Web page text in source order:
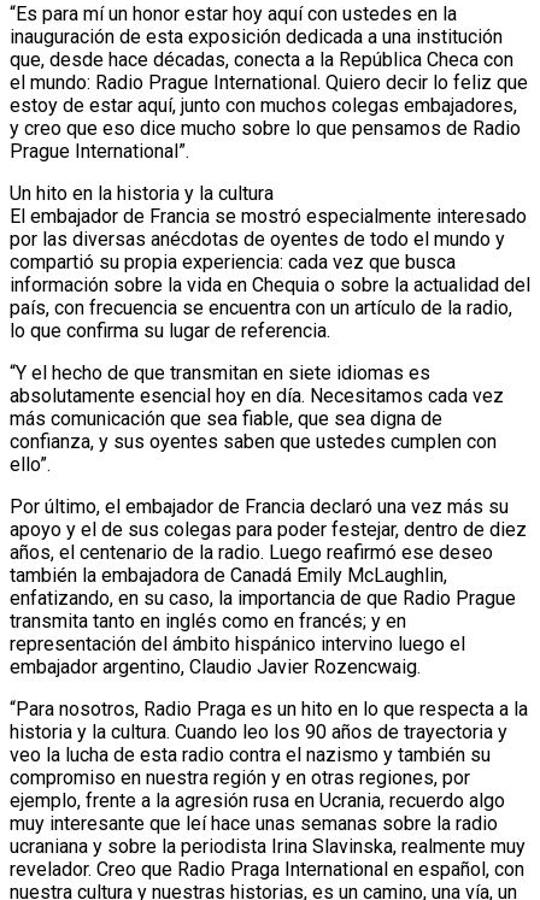
“Es para mí un honor estar hoy aquí con ustedes en la
inauguración de esta exposición dedicada a una institución
que, desde hace décadas, conecta a la República Checa con
el mundo: Radio Prague International. Quiero decir lo feliz que
estoy de estar aquí, junto con muchos colegas embajadores,
y creo que eso dice mucho sobre lo que pensamos de Radio
Prague International”.
Un hito en la historia y la cultura
El embajador de Francia se mostró especialmente interesado
por las diversas anécdotas de oyentes de todo el mundo y
compartió su propia experiencia: cada vez que busca
información sobre la vida en Chequia o sobre la actualidad del
país, con frecuencia se encuentra con un artículo de la radio,
lo que confirma su lugar de referencia.
“Y el hecho de que transmitan en siete idiomas es
absolutamente esencial hoy en día. Necesitamos cada vez
más comunicación que sea fiable, que sea digna de
confianza, y sus oyentes saben que ustedes cumplen con
ello”.
Por último, el embajador de Francia declaró una vez más su
apoyo y el de sus colegas para poder festejar, dentro de diez
años, el centenario de la radio. Luego reafirmó ese deseo
también la embajadora de Canadá Emily McLaughlin,
enfatizando, en su caso, la importancia de que Radio Prague
transmita tanto en inglés como en francés; y en
representación del ámbito hispánico intervino luego el
embajador argentino, Claudio Javier Rozencwaig.
“Para nosotros, Radio Praga es un hito en lo que respecta a la
historia y la cultura. Cuando leo los 90 años de trayectoria y
veo la lucha de esta radio contra el nazismo y también su
compromiso en nuestra región y en otras regiones, por
ejemplo, frente a la agresión rusa en Ucrania, recuerdo algo
muy interesante que leí hace unas semanas sobre la radio
ucraniana y sobre la periodista Irina Slavinska, realmente muy
revelador. Creo que Radio Praga International en español, con
nuestra cultura y nuestras historias, es un camino, una vía, un